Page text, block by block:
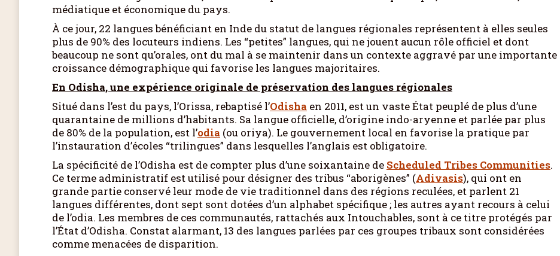
médiatique et économique du pays.
À ce jour, 22 langues bénéficiant en Inde du statut de langues régionales représentent à elles seules
plus de 90% des locuteurs indiens. Les “petites” langues, qui ne jouent aucun rôle officiel et dont
beaucoup ne sont qu’orales, ont du mal à se maintenir dans un contexte aggravé par une importante
croissance démographique qui favorise les langues majoritaires.
En Odisha, une expérience originale de préservation des langues régionales
Situé dans l’est du pays, l’Orissa, rebaptisé l’Odisha en 2011, est un vaste État peuplé de plus d’une
quarantaine de millions d’habitants. Sa langue officielle, d’origine indo-aryenne et parlée par plus
de 80% de la population, est l’odia (ou oriya). Le gouvernement local en favorise la pratique par
l’instauration d’écoles “trilingues” dans lesquelles l’anglais est obligatoire.
La spécificité de l’Odisha est de compter plus d’une soixantaine de Scheduled Tribes Communities.
Ce terme administratif est utilisé pour désigner des tribus “aborigènes” (Adivasis), qui ont en
grande partie conservé leur mode de vie traditionnel dans des régions reculées, et parlent 21
langues différentes, dont sept sont dotées d’un alphabet spécifique ; les autres ayant recours à celui
de l’odia. Les membres de ces communautés, rattachés aux Intouchables, sont à ce titre protégés par
l’État d’Odisha. Constat alarmant, 13 des langues parlées par ces groupes tribaux sont considérées
comme menacées de disparition.